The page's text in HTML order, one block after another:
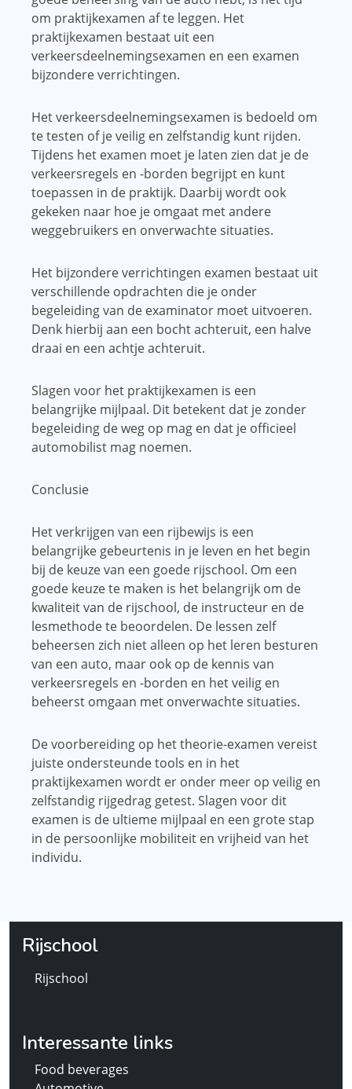
om praktijkexamen af ​​te leggen. Het
praktijkexamen bestaat uit een
verkeersdeelnemingsexamen en een examen
bijzondere verrichtingen.
Het verkeersdeelnemingsexamen is bedoeld om
te testen of je veilig en zelfstandig kunt rijden.
Tijdens het examen moet je laten zien dat je de
verkeersregels en -borden begrijpt en kunt
toepassen in de praktijk. Daarbij wordt ook
gekeken naar hoe je omgaat met andere
weggebruikers en onverwachte situaties.
Het bijzondere verrichtingen examen bestaat uit
verschillende opdrachten die je onder
begeleiding van de examinator moet uitvoeren.
Denk hierbij aan een bocht achteruit, een halve
draai en een achtje achteruit.
Slagen voor het praktijkexamen is een
belangrijke mijlpaal. Dit betekent dat je zonder
begeleiding de weg op mag en dat je officieel
automobilist mag noemen.
Conclusie
Het verkrijgen van een rijbewijs is een
belangrijke gebeurtenis in je leven en het begin
bij de keuze van een goede rijschool. Om een ​​
goede keuze te maken is het belangrijk om de
kwaliteit van de rijschool, de instructeur en de
lesmethode te beoordelen. De lessen zelf
beheersen zich niet alleen op het leren besturen
van een auto, maar ook op de kennis van
verkeersregels en -borden en het veilig en
beheerst omgaan met onverwachte situaties.
De voorbereiding op het theorie-examen vereist
juiste ondersteunde tools en in het
praktijkexamen wordt er onder meer op veilig en
zelfstandig rijgedrag getest. Slagen voor dit
examen is de ultieme mijlpaal en een grote stap
in de persoonlijke mobiliteit en vrijheid van het
individu.
Rijschool
Rijschool
Interessante links
Food beverages